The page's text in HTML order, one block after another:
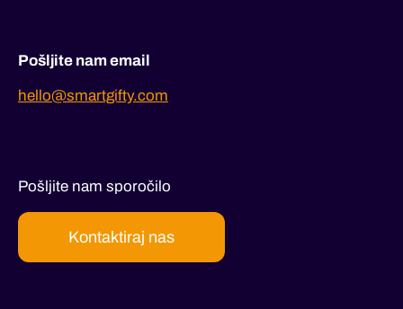
Pošljite nam email
hello@smartgifty.com
Pošljite nam sporočilo
Kontaktiraj nas